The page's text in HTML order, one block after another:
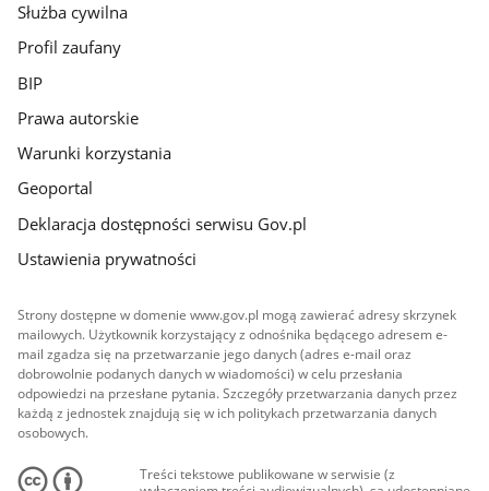
Służba cywilna
Profil zaufany
BIP
Prawa autorskie
Warunki korzystania
Geoportal
Deklaracja dostępności serwisu Gov.pl
Ustawienia prywatności
Strony dostępne w domenie www.gov.pl mogą zawierać adresy skrzynek
mailowych. Użytkownik korzystający z odnośnika będącego adresem e-
mail zgadza się na przetwarzanie jego danych (adres e-mail oraz
dobrowolnie podanych danych w wiadomości) w celu przesłania
odpowiedzi na przesłane pytania. Szczegóły przetwarzania danych przez
każdą z jednostek znajdują się w ich politykach przetwarzania danych
osobowych.
Treści tekstowe publikowane w serwisie (z